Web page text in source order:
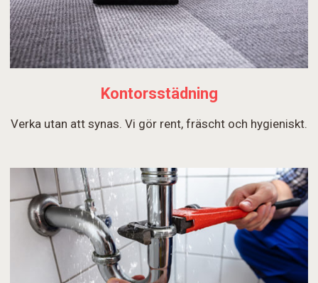
Kontorsstädning
Verka utan att synas. Vi gör rent, fräscht och hygieniskt.